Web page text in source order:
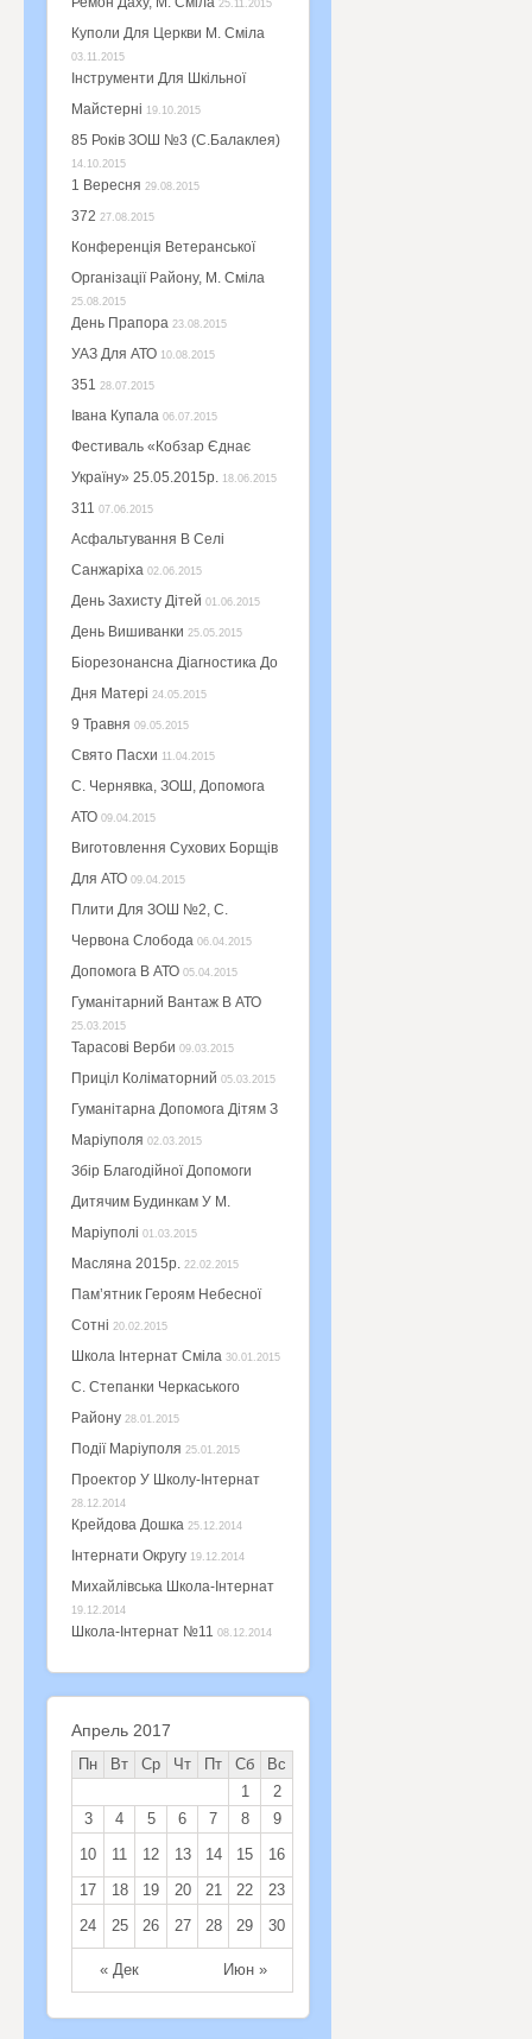
25.11.2015
Куполи Для Церкви М. Сміла
03.11.2015
Інструменти Для Шкільної
Майстерні 19.10.2015
85 Років ЗОШ №3 (с.Балаклея)
14.10.2015
1 Вересня 29.08.2015
372 27.08.2015
Конференція Ветеранської
Організації Району, М. Сміла
25.08.2015
День Прапора 23.08.2015
УАЗ Для АТО 10.08.2015
351 28.07.2015
Івана Купала 06.07.2015
Фестиваль «Кобзар Єднає
Україну» 25.05.2015р. 18.06.2015
311 07.06.2015
Асфальтування В Селі
Санжаріха 02.06.2015
День Захисту Дітей 01.06.2015
День Вишиванки 25.05.2015
Біорезонансна Діагностика До
Дня Матері 24.05.2015
9 Травня 09.05.2015
Свято Пасхи 11.04.2015
С. Чернявка, ЗОШ, Допомога
АТО 09.04.2015
Виготовлення Сухових Борщів
Для АТО 09.04.2015
Плити Для ЗОШ №2, С.
Червона Слобода 06.04.2015
Допомога В АТО 05.04.2015
Гуманітарний Вантаж В АТО
25.03.2015
Тарасові Верби 09.03.2015
Приціл Коліматорний 05.03.2015
Гуманітарна Допомога Дітям З
Маріуполя 02.03.2015
Збір Благодійної Допомоги
Дитячим Будинкам У М.
Маріуполі 01.03.2015
Масляна 2015р. 22.02.2015
Пам’ятник Героям Небесної
Сотні 20.02.2015
Школа Інтернат Сміла 30.01.2015
С. Степанки Черкаського
Району 28.01.2015
Події Маріуполя 25.01.2015
Проектор У Школу-Інтернат
28.12.2014
Крейдова Дошка 25.12.2014
Інтернати Округу 19.12.2014
Михайлівська Школа-Інтернат
19.12.2014
Школа-Інтернат №11 08.12.2014
Апрель 2017
Пн Вт Ср Чт Пт Сб Вс
« Дек Июн »
1
2
3
4 5 6 7 8
9
10
11 12 13 14 15
16
17
18 19 20 21 22
23
24
25 26 27 28 29 30